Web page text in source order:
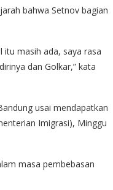
bahwa Setnov bagian
itu masih ada, saya rasa
dan Golkar,” kata
usai mendapatkan
Imigrasi), Minggu
masa pembebasan